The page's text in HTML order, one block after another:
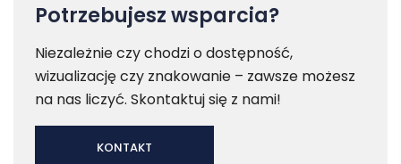
Potrzebujesz wsparcia?
Niezależnie czy chodzi o dostępność,
wizualizację czy znakowanie – zawsze możesz
na nas liczyć. Skontaktuj się z nami!
KONTAKT